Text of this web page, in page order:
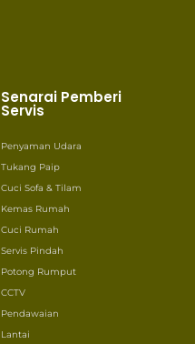
Senarai Pemberi
Servis
Penyaman Udara
Tukang Paip
Cuci Sofa & Tilam
Kemas Rumah
Cuci Rumah
Servis Pindah
Potong Rumput
CCTV
Pendawaian
Lantai